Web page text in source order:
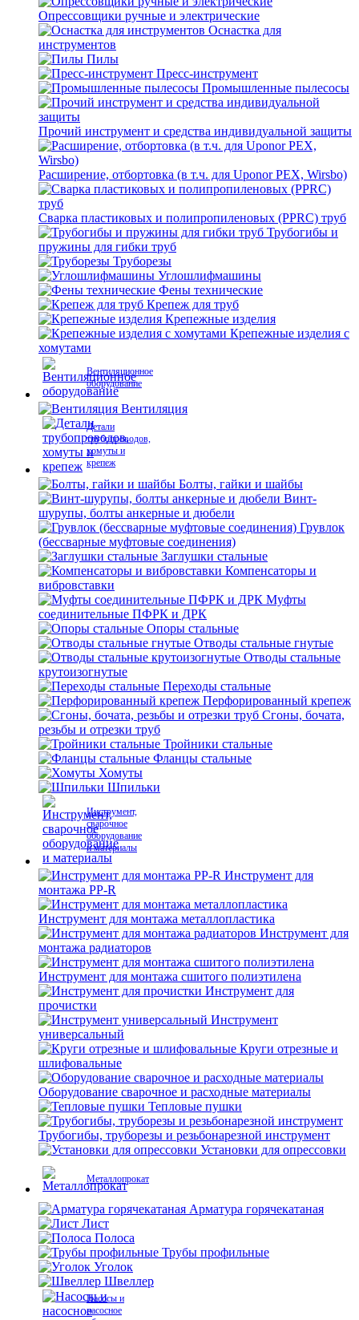
Опрессовщики ручные и электрические
Оснастка для
инструментов
Пилы
Пресс-инструмент
Промышленные пылесосы
Прочий инструмент и средства индивидуальной защиты
Расширение, отбортовка (в т.ч. для Uponor PEX, Wirsbo)
Сварка пластиковых и полипропиленовых (PPRC) труб
Трубогибы и
пружины для гибки труб
Труборезы
Углошлифмашины
Фены технические
Крепеж для труб
Крепежные изделия
Крепежные изделия с
хомутами
Вентиляционное
оборудование
Вентиляция
Детали
трубопроводов,
хомуты и
крепеж
Болты, гайки и шайбы
Винт-
шурупы, болты анкерные и дюбели
Грувлок
(бессварные муфтовые соединения)
Заглушки стальные
Компенсаторы и
вибровставки
Муфты
соединительные ПФРК и ДРК
Опоры стальные
Отводы стальные гнутые
Отводы стальные
крутоизогнутые
Переходы стальные
Перфорированный крепеж
Сгоны, бочата,
резьбы и отрезки труб
Тройники стальные
Фланцы стальные
Хомуты
Шпильки
Инструмент,
сварочное
оборудование
и материалы
Инструмент для
монтажа PP-R
Инструмент для монтажа металлопластика
Инструмент для
монтажа радиаторов
Инструмент для монтажа сшитого полиэтилена
Инструмент для
прочистки
Инструмент
универсальный
Круги отрезные и
шлифовальные
Оборудование сварочное и расходные материалы
Тепловые пушки
Трубогибы, труборезы и резьбонарезной инструмент
Установки для опрессовки
Металлопрокат
Арматура горячекатаная
Лист
Полоса
Трубы профильные
Уголок
Швеллер
Насосы и
насосное